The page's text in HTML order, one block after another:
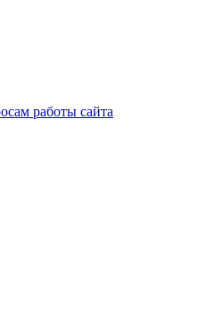
работы сайта